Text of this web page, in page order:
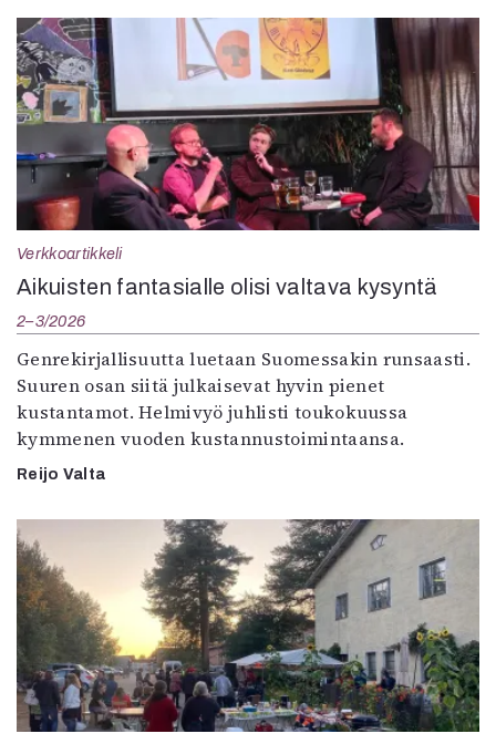
Verkkoartikkeli
Aikuisten fantasialle olisi valtava kysyntä
2–3/2026
Genrekirjallisuutta luetaan Suomessakin runsaasti.
Suuren osan siitä julkaisevat hyvin pienet
kustantamot. Helmivyö juhlisti toukokuussa
kymmenen vuoden kustannustoimintaansa.
Reijo Valta